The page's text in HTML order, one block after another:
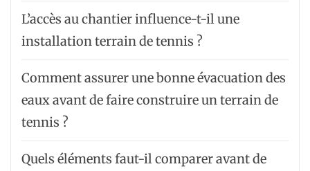
L’accès au chantier influence-t-il une
installation terrain de tennis ?
Comment assurer une bonne évacuation des
eaux avant de faire construire un terrain de
tennis ?
Quels éléments faut-il comparer avant de